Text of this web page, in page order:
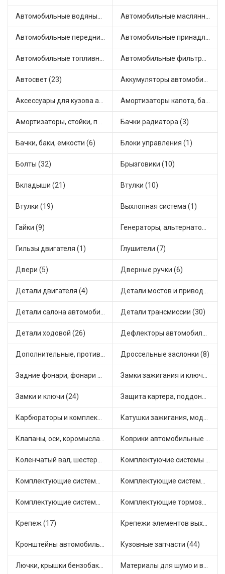
Автомобильные водяные насосы (16) Автомобильные маслянные насосы (4)
Автомобильные передние фары (7) Автомобильные принадлежности и аксессуары (4)
Автомобильные топливные насосы (33) Автомобильные фильтры (1)
Автосвет (23) Аккумуляторы автомобильные (1)
Аксессуары для кузова автомобиля (3) Амортизаторы капота, багажника (6)
Амортизаторы, стойки, подушки стоек (49) Бачки радиатора (3)
Бачки, баки, емкости (6) Блоки управления (1)
Болты (32) Брызговики (10)
Вкладыши (21) Втулки (10)
Втулки (19) Выхлопная система (1)
Гайки (9) Генераторы, альтернаторы и комплектующие (43)
Гильзы двигателя (1) Глушители (7)
Двери (5) Дверные ручки (6)
Детали двигателя (4) Детали мостов и привода трансмиссии (17)
Детали салона автомобиля (28) Детали трансмиссии (30)
Детали ходовой (26) Дефлекторы автомобильные (1)
Дополнительные, противотуманные фары (2) Дроссельные заслонки (8)
Задние фонари, фонари видимости (3) Замки зажигания и ключи (14)
Замки и ключи (24) Защита картера, поддона, КПП (2)
Карбюраторы и комплектующие (25) Катушки зажигания, модули зажигания (15)
Клапаны, оси, коромысла (12) Коврики автомобильные (5)
Коленчатый вал, шестерни коленчатого вала (1) Комплектуючие системы стеклоочистителя (6)
Комплектующие системы выпуска отработавших газов (14) Комплектующие системы отопления (28)
Комплектующие системы питания (21) Комплектующие тормозной системы (14)
Крепеж (17) Крепежи элементов выхлопной системы (3)
Кронштейны автомобильные (11) Кузовные запчасти (44)
Лючки, крышки бензобака (3) Материалы для шумо и виброизоляции (1)